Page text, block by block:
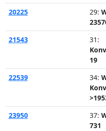
20225 29:
21543
31:
19
22539 34:
23950 37:
731